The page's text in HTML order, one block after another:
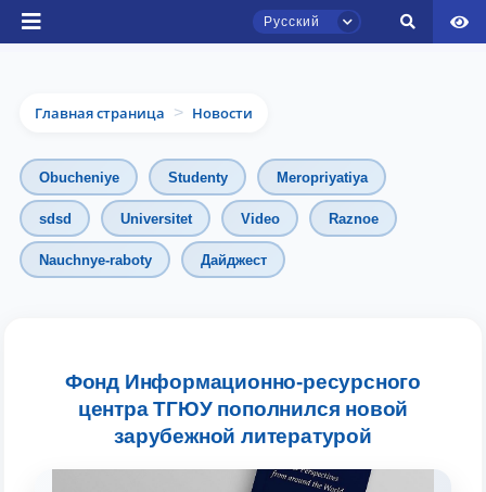
Русский
Главная страница > Новости
Obucheniye Studenty Meropriyatiya
sdsd Universitet Video Raznoe
Nauchnye-raboty Дайджест
Фонд Информационно-ресурсного
центра ТГЮУ пополнился новой
зарубежной литературой
Чат приёмной комиссии ТГЮУ
Онлайн
Оставляйте здесь свои обращения по
вопросам приёма.
Выберите тему — затем появятся